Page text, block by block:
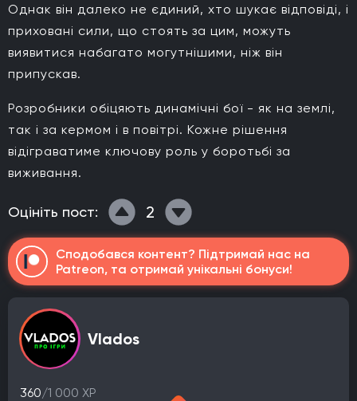
Однак він далеко не єдиний, хто шукає відповіді, і
приховані сили, що стоять за цим, можуть
виявитися набагато могутнішими, ніж він
припускав.
Розробники обіцяють динамічні бої - як на землі,
так і за кермом і в повітрі. Кожне рішення
відіграватиме ключову роль у боротьбі за
виживання.
Оцініть пост: 2
Сподобався контент? Підтримай нас на
Patreon, та отримай унікальні бонуси!
Vlados
360/1 000 XP